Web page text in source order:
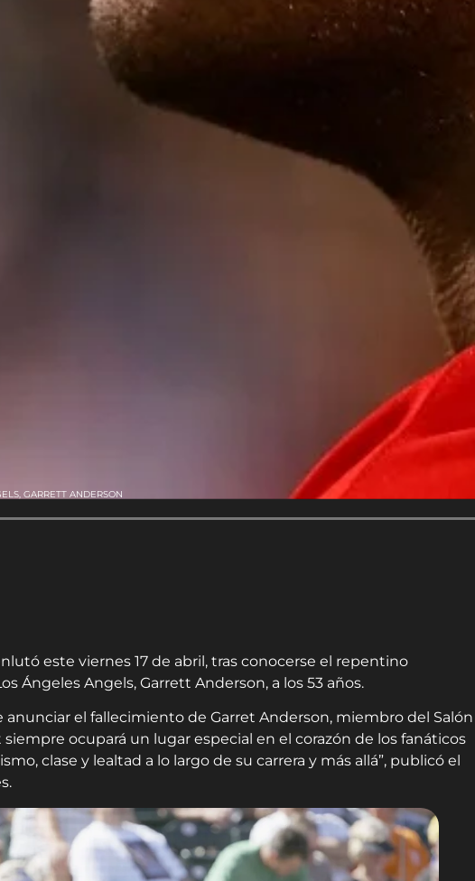
GARRETT ANDERSON
este viernes 17 de abril, tras conocerse el repentino
Ángeles Angels, Garrett Anderson, a los 53 años.
el fallecimiento de Garret Anderson, miembro del Salón
siempre ocupará un lugar especial en el corazón de los fanáticos
clase y lealtad a lo largo de su carrera y más allá”, publicó el